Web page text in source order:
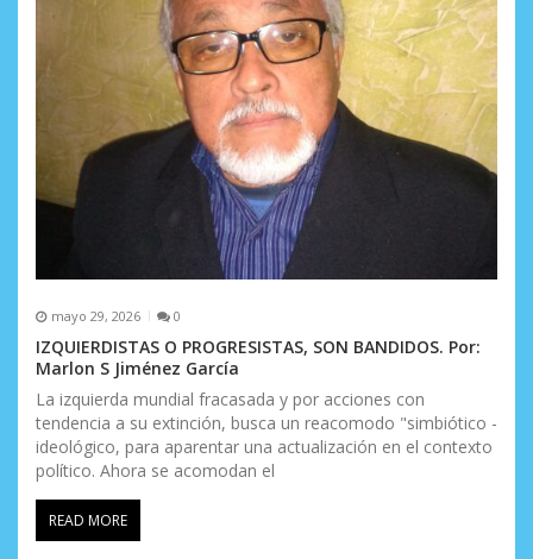
mayo 29, 2026 0
IZQUIERDISTAS O PROGRESISTAS, SON BANDIDOS. Por:
Marlon S Jiménez García
La izquierda mundial fracasada y por acciones con
tendencia a su extinción, busca un reacomodo "simbiótico -
ideológico, para aparentar una actualización en el contexto
político. Ahora se acomodan el
READ MORE